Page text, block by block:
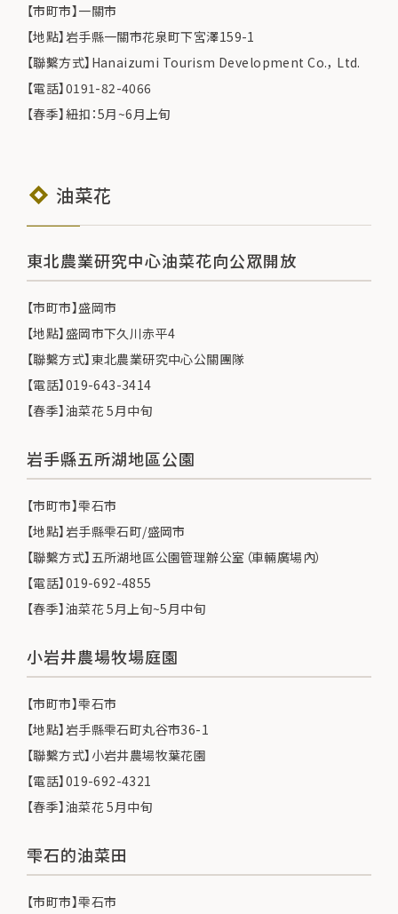
【市町市】一關市
【地點】岩手縣一關市花泉町下宮澤159-1
【聯繫方式】Hanaizumi Tourism Development Co.， Ltd.
【電話】0191-82-4066
【春季】紐扣：5月~6月上旬
油菜花
東北農業研究中心油菜花向公眾開放
【市町市】盛岡市
【地點】盛岡市下久川赤平4
【聯繫方式】東北農業研究中心公關團隊
【電話】019-643-3414
【春季】油菜花 5月中旬
岩手縣五所湖地區公園
【市町市】雫石市
【地點】岩手縣雫石町/盛岡市
【聯繫方式】五所湖地區公園管理辦公室（車輛廣場內）
【電話】019-692-4855
【春季】油菜花 5月上旬~5月中旬
小岩井農場牧場庭園
【市町市】雫石市
【地點】岩手縣雫石町丸谷市36-1
【聯繫方式】小岩井農場牧葉花園
【電話】019-692-4321
【春季】油菜花 5月中旬
雫石的油菜田
【市町市】雫石市